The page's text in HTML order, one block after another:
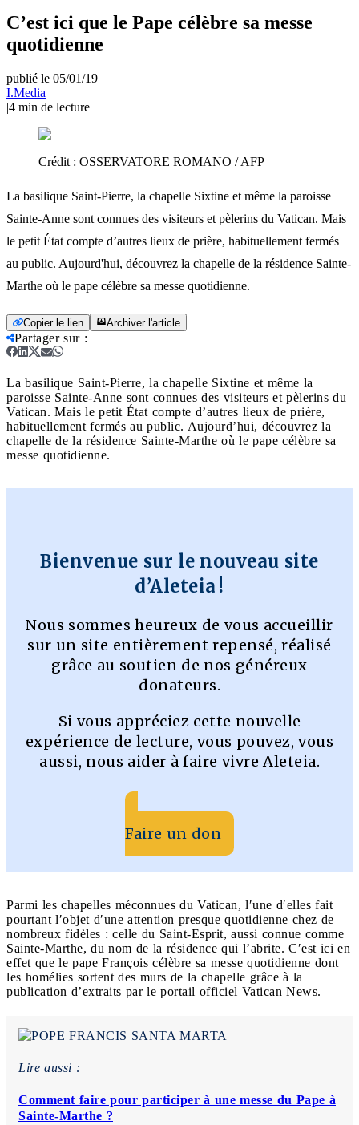
C’est ici que le Pape célèbre sa messe
quotidienne
publié le 05/01/19|
I.Media
|4 min de lecture
Crédit : OSSERVATORE ROMANO / AFP
La basilique Saint-Pierre, la chapelle Sixtine et même la paroisse
Sainte-Anne sont connues des visiteurs et pèlerins du Vatican. Mais
le petit État compte d’autres lieux de prière, habituellement fermés
au public. Aujourd'hui, découvrez la chapelle de la résidence Sainte-
Marthe où le pape célèbre sa messe quotidienne.
Copier le lien Archiver l'article
Partager sur:
La basilique Saint-Pierre, la chapelle Sixtine et même la
paroisse Sainte-Anne sont connues des visiteurs et pèlerins du
Vatican. Mais le petit État compte d’autres lieux de prière,
habituellement fermés au public. Aujourd’hui, découvrez la
chapelle de la résidence Sainte-Marthe où le pape célèbre sa
messe quotidienne.
Bienvenue sur le nouveau site
d’Aleteia !
Nous sommes heureux de vous accueillir
sur un site entièrement repensé, réalisé
grâce au soutien de nos généreux
donateurs.
Si vous appréciez cette nouvelle
expérience de lecture, vous pouvez, vous
aussi, nous aider à faire vivre Aleteia.
Faire un don
Parmi les chapelles méconnues du Vatican, l′une d′elles fait
pourtant l′objet d′une attention presque quotidienne chez de
nombreux fidèles : celle du Saint-Esprit, aussi connue comme
Sainte-Marthe, du nom de la résidence qui l’abrite. C′est ici en
effet que le pape François célèbre sa messe quotidienne dont
les homélies sortent des murs de la chapelle grâce à la
publication d’extraits par le portail officiel Vatican News.
Lire aussi :
Comment faire pour participer à une messe du Pape à
Sainte-Marthe ?